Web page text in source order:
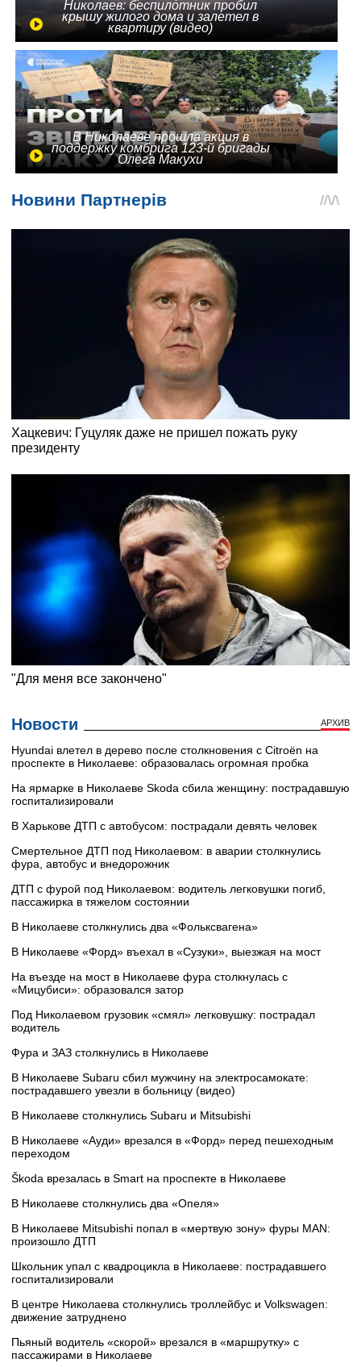
Николаев: беспилотник пробил
крышу жилого дома и залетел в
квартиру (видео)
В Николаеве прошла акция в
поддержку комбрига 123-й бригады
Олега Макухи
Новости АРХИВ
Hyundai влетел в дерево после столкновения с Citroën на
проспекте в Николаеве: образовалась огромная пробка
На ярмарке в Николаеве Skoda сбила женщину: пострадавшую
госпитализировали
В Харькове ДТП с автобусом: пострадали девять человек
Смертельное ДТП под Николаевом: в аварии столкнулись
фура, автобус и внедорожник
ДТП с фурой под Николаевом: водитель легковушки погиб,
пассажирка в тяжелом состоянии
В Николаеве столкнулись два «Фольксвагена»
В Николаеве «Форд» въехал в «Сузуки», выезжая на мост
На въезде на мост в Николаеве фура столкнулась с
«Мицубиси»: образовался затор
Под Николаевом грузовик «смял» легковушку: пострадал
водитель
Фура и ЗАЗ столкнулись в Николаеве
В Николаеве Subaru сбил мужчину на электросамокате:
пострадавшего увезли в больницу (видео)
В Николаеве столкнулись Subaru и Mitsubishi
В Николаеве «Ауди» врезался в «Форд» перед пешеходным
переходом
Škoda врезалась в Smart на проспекте в Николаеве
В Николаеве столкнулись два «Опеля»
В Николаеве Mitsubishi попал в «мертвую зону» фуры MAN:
произошло ДТП
Школьник упал с квадроцикла в Николаеве: пострадавшего
госпитализировали
В центре Николаева столкнулись троллейбус и Volkswagen:
движение затруднено
Пьяный водитель «скорой» врезался в «маршрутку» с
пассажирами в Николаеве